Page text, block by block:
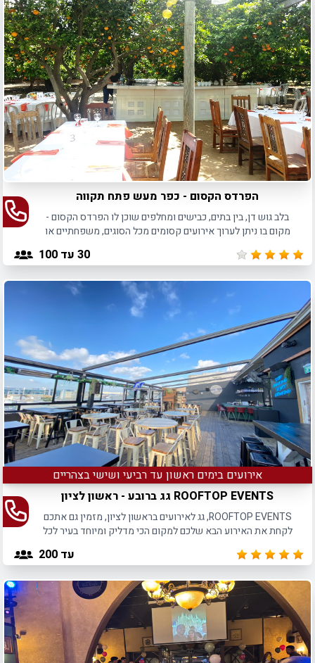
הפרדס הקסום - כפר מעש פתח תקווה
בלב גוש דן, בין בתים, כבישים ומחלפים שוכן לו הפרדס הקסום -
מקום בו ניתן לערוך אירועים קסומים מכל הסוגים, משפחתיים או
30 עד 100
אירועים בימים ראשון עד רביעי ושישי בצהריים
ROOFTOP EVENTS גג ברובע - ראשון לציון
ROOFTOP EVENTS, גג לאירועים בראשון לציון, מזמין גם אתכם
לקחת את האירוע הבא שלכם למקום הכי מדליק ומיוחד בעיר לכל
עד 200